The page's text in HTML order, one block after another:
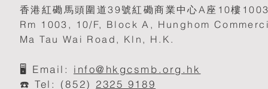
香港紅磡馬頭圍道39號紅磡商業中心A座10樓
Rm 1003, 10/F, Block A, Hunghom
Ma Tau Wai Road, Kln, H.K.
🖥️ Email: info@hkgcsmb.org.hk
☎️ Tel: (852) 2325 9189